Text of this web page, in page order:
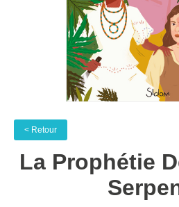
< Retour
La Prophétie